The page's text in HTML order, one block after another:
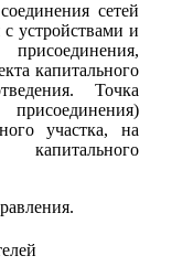
сетей
устройствами и
капитального
Точка
участка, на
капитального